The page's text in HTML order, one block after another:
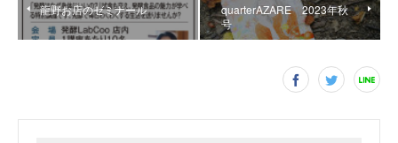
龍野お店のゼミナール
quarterAZARE 2023年秋
号